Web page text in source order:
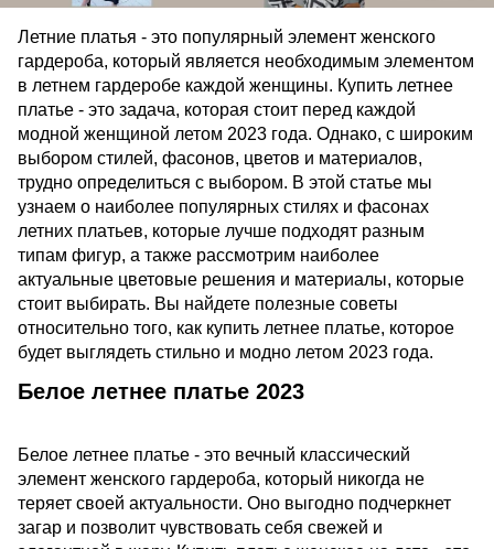
Летние платья - это популярный элемент женского
гардероба, который является необходимым элементом
в летнем гардеробе каждой женщины. Купить летнее
платье - это задача, которая стоит перед каждой
модной женщиной летом 2023 года. Однако, с широким
выбором стилей, фасонов, цветов и материалов,
трудно определиться с выбором. В этой статье мы
узнаем о наиболее популярных стилях и фасонах
летних платьев, которые лучше подходят разным
типам фигур, а также рассмотрим наиболее
актуальные цветовые решения и материалы, которые
стоит выбирать. Вы найдете полезные советы
относительно того, как купить летнее платье, которое
будет выглядеть стильно и модно летом 2023 года.
Белое летнее платье 2023
Белое летнее платье - это вечный классический
элемент женского гардероба, который никогда не
теряет своей актуальности. Оно выгодно подчеркнет
загар и позволит чувствовать себя свежей и